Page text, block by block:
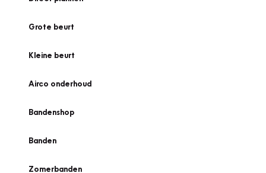
Grote beurt
Kleine beurt
Airco onderhoud
Bandenshop
Banden
Zomerbanden